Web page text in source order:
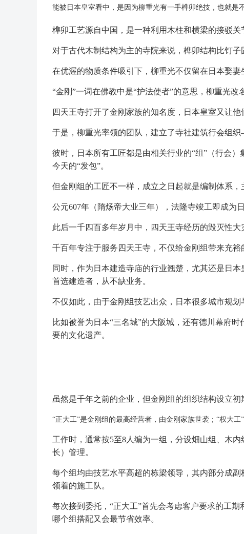
能被日本皇室看中，是因为柳重光有一手榫卯绝技，也就是
榫卯工艺源自中国，是一种利用木柱和横梁的接驳关
对于古代木制结构为主的寺院来说，榫卯结构比钉
在优渥的物质条件吸引下，柳重光不仅留在日本娶
“金刚”一词在佛教中是“护法使者”的意思，柳重光
四天王寺打开了金刚家族的知名度，日本皇室又让他
于是，柳重光率领的团队，建立了寺社建筑行会组
彼时，日本所有工匠都是由相关行业的“组”（行会
今天的“发包”。
但金刚组的工匠不一样，成立之日起就是编制体系
公元607年（隋炀帝大业三年），法隆寺竣工即成为
此后一千四百多年岁月中，四天王寺经历的毁灭性
千百年专注于服务四天王寺，不仅给金刚组带来充
同时，作为日本建造寺庙的行业翘楚，尤其还是日
首选建造者，从不缺业务。
不仅如此，由于金刚组技艺出众，日本很多城市规划
比如被誉为日本“三名城”的大阪城，还有德川幕府
要的文化遗产。
虽然是千年之前的企业，但金刚组的组织结构设立初
“正大工”是金刚组的最高经营者，由金刚家族世袭；“权大
工作时，通常按5至8人编为一组，分设畑山组、木
长）管理。
每个组均由技艺水平高超的栋梁领导，其内部分成
领着的施工队。
每次接到委托，“正大工”首先会考虑客户要求的工
哪个组搭配又会最节省效率。